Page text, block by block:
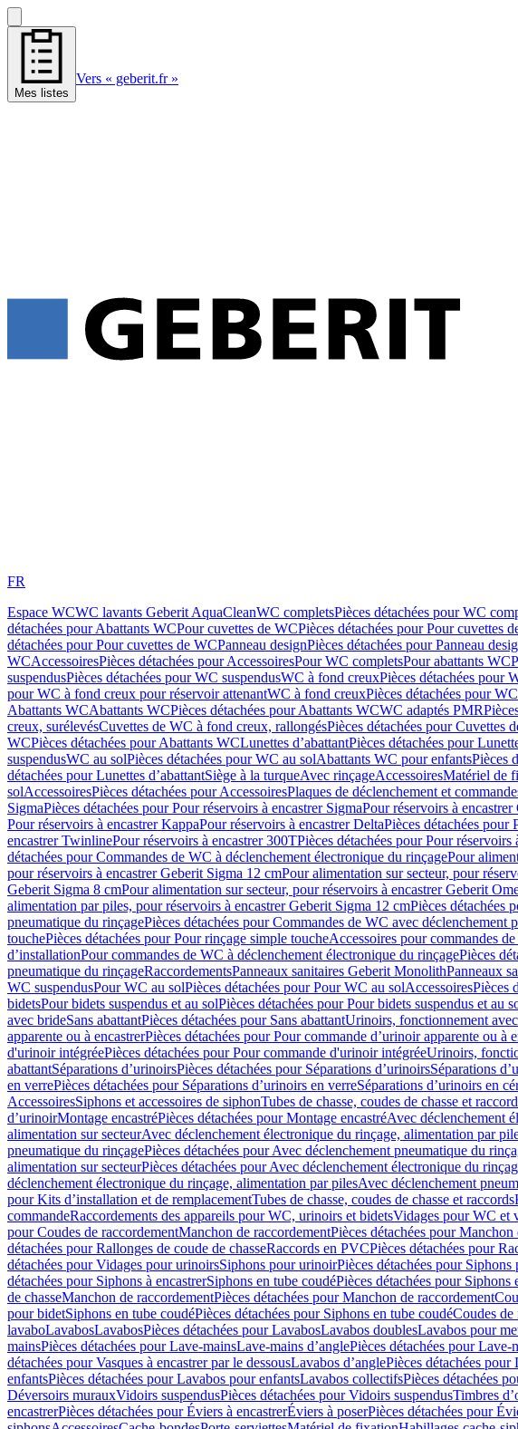
Mes listes
Vers « geberit.fr »
FR
Espace WCWC lavants Geberit AquaCleanWC completsPièces détachées pour WC
détachées pour Abattants WCPour cuvettes de WCPièces détachées pour Pour cuvettes
détachées pour Pour cuvettes de WCPanneau designPièces détachées pour Panneau
WCAccessoiresPièces détachées pour AccessoiresPour WC completsPour abattants WC
suspendusPièces détachées pour WC suspendusWC à fond creuxPièces détachées pour
pour WC à fond creux pour réservoir attenantWC à fond creuxPièces détachées pour
Abattants WCAbattants WCPièces détachées pour Abattants WCWC adaptés PMR
creux, surélevésCuvettes de WC à fond creux, rallongésPièces détachées pour Cuvettes
WCPièces détachées pour Abattants WCLunettes d’abattantPièces détachées pour
suspendusWC au solPièces détachées pour WC au solAbattants WC pour enfantsPièces
détachées pour Lunettes d’abattantSiège à la turqueAvec rinçageAccessoiresMatériel de
solAccessoiresPièces détachées pour AccessoiresPlaques de déclenchement et
SigmaPièces détachées pour Pour réservoirs à encastrer SigmaPour réservoirs à encastrer
Pour réservoirs à encastrer KappaPour réservoirs à encastrer DeltaPièces détachées pour
encastrer TwinlinePour réservoirs à encastrer 300TPièces détachées pour Pour réservoirs
détachées pour Commandes de WC à déclenchement électronique du rinçagePour
pour réservoirs à encastrer Geberit Sigma 12 cmPour alimentation sur secteur, pour
Geberit Sigma 8 cmPour alimentation sur secteur, pour réservoirs à encastrer Geberit
alimentation par piles, pour réservoirs à encastrer Geberit Sigma 12 cmPièces détachées
pneumatique du rinçagePièces détachées pour Commandes de WC avec déclenchement
touchePièces détachées pour Pour rinçage simple toucheAccessoires pour commandes
d’installationPour commandes de WC à déclenchement électronique du rinçagePièces
pneumatique du rinçageRaccordementsPanneaux sanitaires Geberit MonolithPanneaux
WC suspendusPour WC au solPièces détachées pour Pour WC au solAccessoiresPièces
bidetsPour bidets suspendus et au solPièces détachées pour Pour bidets suspendus et au
avec brideSans abattantPièces détachées pour Sans abattantUrinoirs, fonctionnement
apparente ou à encastrerPièces détachées pour Pour commande d’urinoir apparente ou à
d'urinoir intégréePièces détachées pour Pour commande d'urinoir intégréeUrinoirs,
abattantSéparations d’urinoirsPièces détachées pour Séparations d’urinoirsSéparations
en verrePièces détachées pour Séparations d’urinoirs en verreSéparations d’urinoirs en
AccessoiresSiphons et accessoires de siphonTubes de chasse, coudes de chasse et
dʼurinoirMontage encastréPièces détachées pour Montage encastréAvec déclenchement
alimentation sur secteurAvec déclenchement électronique du rinçage, alimentation par
pneumatique du rinçagePièces détachées pour Avec déclenchement pneumatique du
alimentation sur secteurPièces détachées pour Avec déclenchement électronique du
déclenchement électronique du rinçage, alimentation par pilesAvec déclenchement
pour Kits d’installation et de remplacementTubes de chasse, coudes de chasse et raccords
commandeRaccordements des appareils pour WC, urinoirs et bidetsVidages pour WC et
pour Coudes de raccordementManchon de raccordementPièces détachées pour
détachées pour Rallonges de coude de chasseRaccords en PVCPièces détachées pour
détachées pour Vidages pour urinoirsSiphons pour urinoirPièces détachées pour
détachées pour Siphons à encastrerSiphons en tube coudéPièces détachées pour Siphons
de chasseManchon de raccordementPièces détachées pour Manchon de raccordement
pour bidetSiphons en tube coudéPièces détachées pour Siphons en tube coudéCoudes de
lavaboLavabosLavabosPièces détachées pour LavabosLavabos doublesLavabos pour
mainsPièces détachées pour Lave-mainsLave-mains d’anglePièces détachées pour Lave-
détachées pour Vasques à encastrer par le dessousLavabos d’anglePièces détachées pour
enfantsPièces détachées pour Lavabos pour enfantsLavabos collectifsPièces détachées
Déversoirs murauxVidoirs suspendusPièces détachées pour Vidoirs suspendusTimbres
encastrerPièces détachées pour Éviers à encastrerÉviers à poserPièces détachées pour